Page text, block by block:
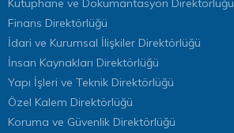
Finans Direktörlüğü
İdari ve Kurumsal İlişkiler Direktörlüğü
İnsan Kaynakları Direktörlüğü
Yapı İşleri ve Teknik Direktörlüğü
Özel Kalem Direktörlüğü
Koruma ve Güvenlik Direktörlüğü